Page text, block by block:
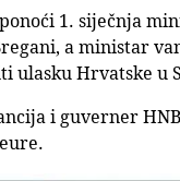
1. siječnja
a ministar
ulasku Hrvatske u
i guverner